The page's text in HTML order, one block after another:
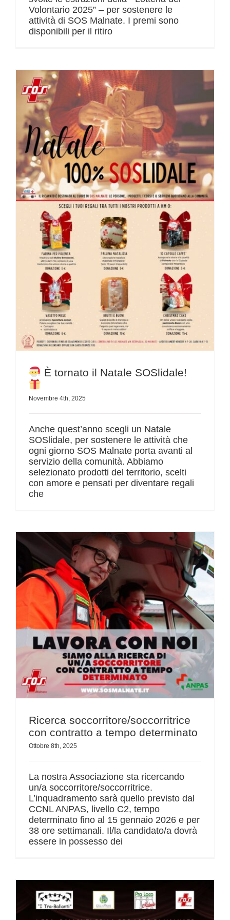
Volontario 2025” – per sostenere le
attività di SOS Malnate. I premi sono
disponibili per il ritiro
È tornato il Natale SOSlidale!
Novembre 4th, 2025
Anche quest’anno scegli un Natale
SOSlidale, per sostenere le attività che
ogni giorno SOS Malnate porta avanti al
servizio della comunità. Abbiamo
selezionato prodotti del territorio, scelti
con amore e pensati per diventare regali
che
Ricerca soccorritore/soccorritrice
con contratto a tempo determinato
Ottobre 8th, 2025
La nostra Associazione sta ricercando
un/a soccorritore/soccorritrice.
L’inquadramento sarà quello previsto dal
CCNL ANPAS, livello C2, tempo
determinato fino al 15 gennaio 2026 e per
38 ore settimanali. Il/la candidato/a dovrà
essere in possesso dei